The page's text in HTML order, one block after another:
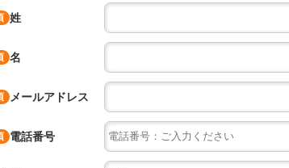
姓
名
メールアドレス
電話番号